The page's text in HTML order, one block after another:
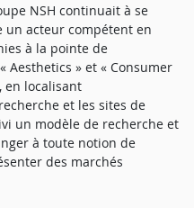
NSH continuait à se
acteur compétent en
à la pointe de
Aesthetics » et « Consumer
en localisant
et les sites de
un modèle de recherche et
à toute notion de
des marchés